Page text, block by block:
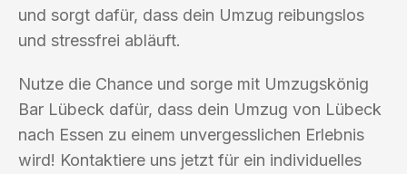
und sorgt dafür, dass dein Umzug reibungslos
und stressfrei abläuft.
Nutze die Chance und sorge mit Umzugskönig
Bar Lübeck dafür, dass dein Umzug von Lübeck
nach Essen zu einem unvergesslichen Erlebnis
wird! Kontaktiere uns jetzt für ein individuelles